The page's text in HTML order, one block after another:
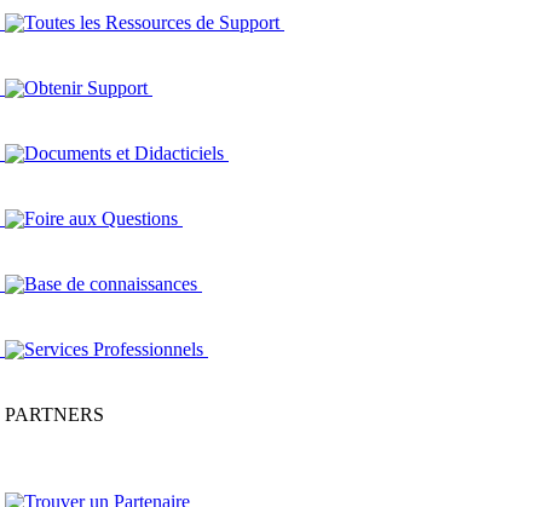
Toutes les Ressources de Support
Obtenir Support
Documents et Didacticiels
Foire aux Questions
Base de connaissances
Services Professionnels
PARTNERS
Trouver un Partenaire